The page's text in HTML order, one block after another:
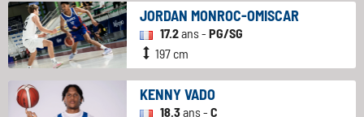
JORDAN MONROC-OMISCAR
17.2ans - PG/SG
197 cm
KENNY VADO
18.3ans - C